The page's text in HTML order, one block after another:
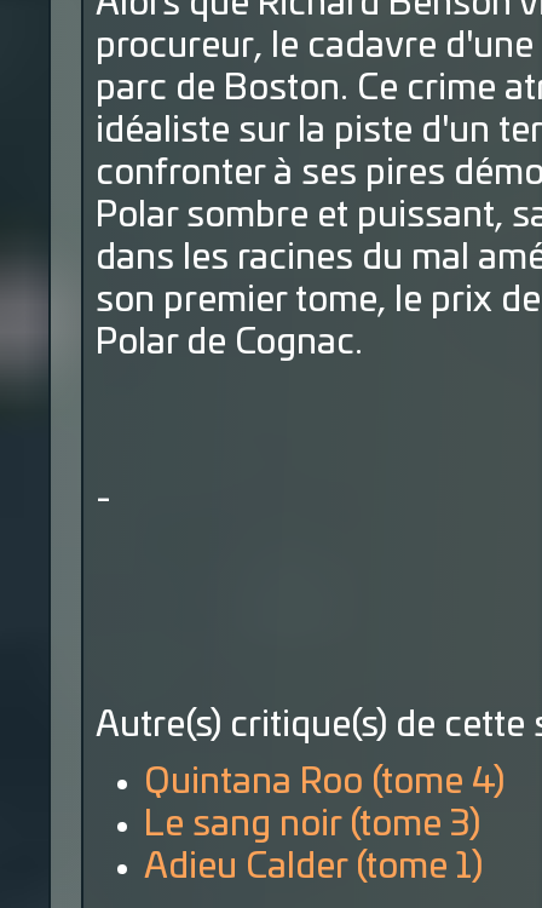
procureur, le cadavre
parc de Boston. Ce crime
idéaliste sur la piste d'un
confronter à ses pires
Polar sombre et puissant,
dans les racines du mal
son premier tome, le prix
Polar de Cognac.
-
Autre(s) critique(s) de cette
Quintana Roo (tome 4)
Le sang noir (tome 3)
Adieu Calder (tome 1)